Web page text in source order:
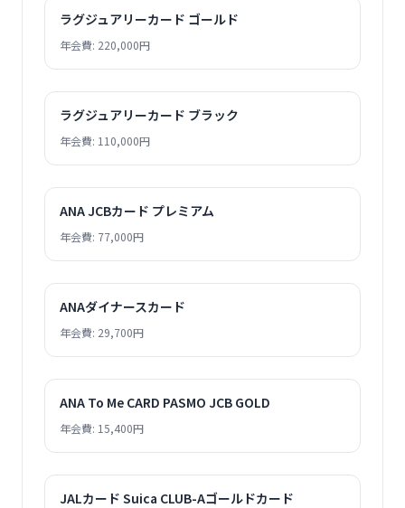
ラグジュアリーカード ゴールド
年会費: 220,000円
ラグジュアリーカード ブラック
年会費: 110,000円
ANA JCBカード プレミアム
年会費: 77,000円
ANAダイナースカード
年会費: 29,700円
ANA To Me CARD PASMO JCB GOLD
年会費: 15,400円
JALカード Suica CLUB-Aゴールドカード